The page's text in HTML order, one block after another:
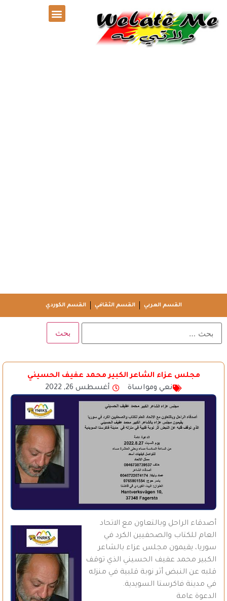
القسم العربي القسم الثقافي القسم الكوردي
مجلس عزاء الشاعر الكبير محمد عفيف الحسيني
نعي ومواساة
أغسطس 26, 2022
أصدقاء الراحل وبالتعاون مع الاتحاد
العام للكتاب والصحفيين الكرد في
سوريا، يقيمون مجلس عزاء بالشاعر
الكبير محمد عفيف الحسيني الذي توقف
قلبه عن النبض أثر نوبة قلبية في منزله
في مدينة فاكرستا السويدية.
الدعوة عامة